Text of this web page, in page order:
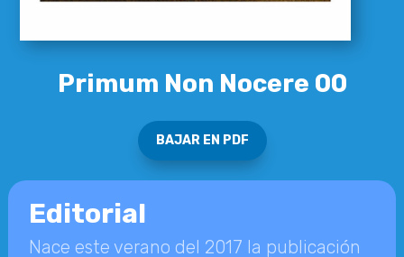
Primum Non Nocere 00
BAJAR EN PDF
Editorial
Nace este verano del 2017 la publicación